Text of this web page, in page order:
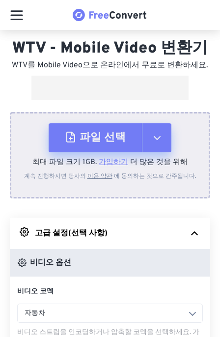
WTV - Mobile Video 변환기
WTV를 Mobile Video으로 온라인에서 무료로 변환하세요.
파일 선택
장치에서
Google 드라이브에서
최대 파일 크기 1GB. 가입하기 더 많은 것을 위해
계속 진행하시면 당사의 이용 약관에 동의하는 것으로 간주됩니다.
고급 설정(선택 사항)
비디오 옵션
비디오 코덱
자동차
비디오 스트림을 인코딩하거나 압축할 코덱을 선택하세요. 가